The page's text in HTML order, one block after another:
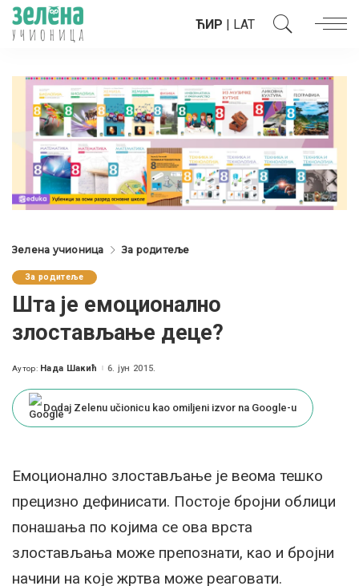
ЋИР | LAT
Зелена учионица За родитеље
За родитеље
Шта је емоционално
злостављање деце?
Posted
Аутор: Нада Шакић 6. јун 2015.
Dodaj Zelenu učionicu kao omiljeni izvor na Google-u
Емоционално злостављање је веома тешко
прецизно дефинисати. Постоје бројни облици
понашања по којима се ова врста
злостављања може препознати, као и бројни
начини на које жртва може реаговати.